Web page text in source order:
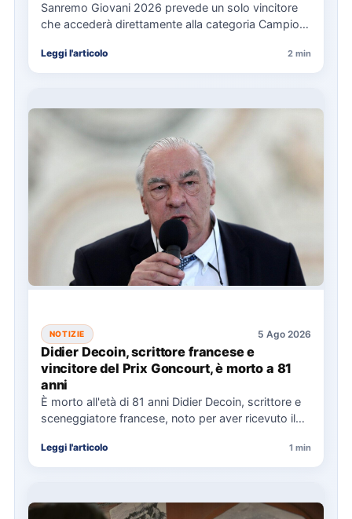
Sanremo Giovani 2026 prevede un solo vincitore
che accederà direttamente alla categoria Campioni
Leggi l'articolo 2 min
NOTIZIE 5 Ago 2026
Didier Decoin, scrittore francese e
vincitore del Prix Goncourt, è morto a 81
anni
È morto all'età di 81 anni Didier Decoin, scrittore e
sceneggiatore francese, noto per aver ricevuto il
Leggi l'articolo 1 min